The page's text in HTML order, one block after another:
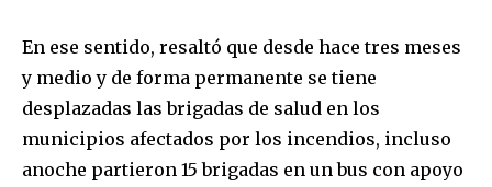
SUBSCRIBE
En ese sentido, resaltó que desde hace tres meses
y medio y de forma permanente se tiene
desplazadas las brigadas de salud en los
municipios afectados por los incendios, incluso
anoche partieron 15 brigadas en un bus con apoyo